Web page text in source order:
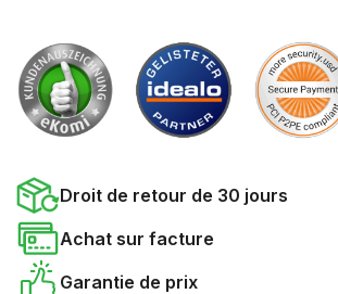
Droit de retour de 30 jours
Achat sur facture
Garantie de prix